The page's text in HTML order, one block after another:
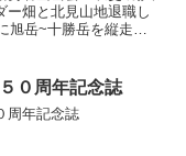
ー畑と北見山地退職し
旭岳~十勝岳を縦走し
色みて、その日の感動
０周年記念誌
周年記念誌